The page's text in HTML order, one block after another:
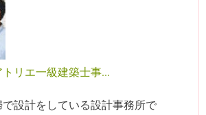
リエ一級建築士事...
設計をしている設計事務所で